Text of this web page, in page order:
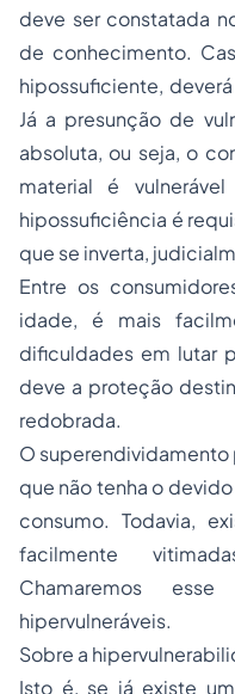
deve ser constatada
de conhecimento.
hipossuficiente,
Já a presunção de
absoluta, ou seja, o
material é
hipossuficiência é
que se inverta,
Entre os
idade, é mais
dificuldades em lutar
deve a proteção
redobrada.
O
que não tenha o
consumo. Todavia,
facilmente
Chamaremos
hipervulneráveis.
Sobre a
Isto é, se já existe